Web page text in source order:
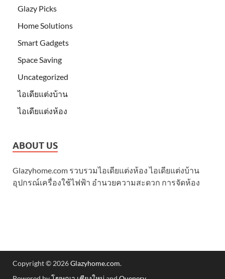
Glazy Picks
Home Solutions
Smart Gadgets
Space Saving
Uncategorized
ไอเดียแต่งบ้าน
ไอเดียแต่งห้อง
ABOUT US
Glazyhome.com รวบรวมไอเดียแต่งห้อง ไอเดียแต่งบ้าน
อุปกรณ์เครื่องใช้ไฟฟ้า อำนวยความสะดวก การจัดห้อง
Copyright © 2026Glazyhome.com.